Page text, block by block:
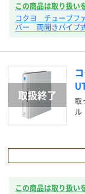
この商品は取り扱い
コクヨ チューブ
バー 両開きパイプ
取
ル
この商品は取り扱い